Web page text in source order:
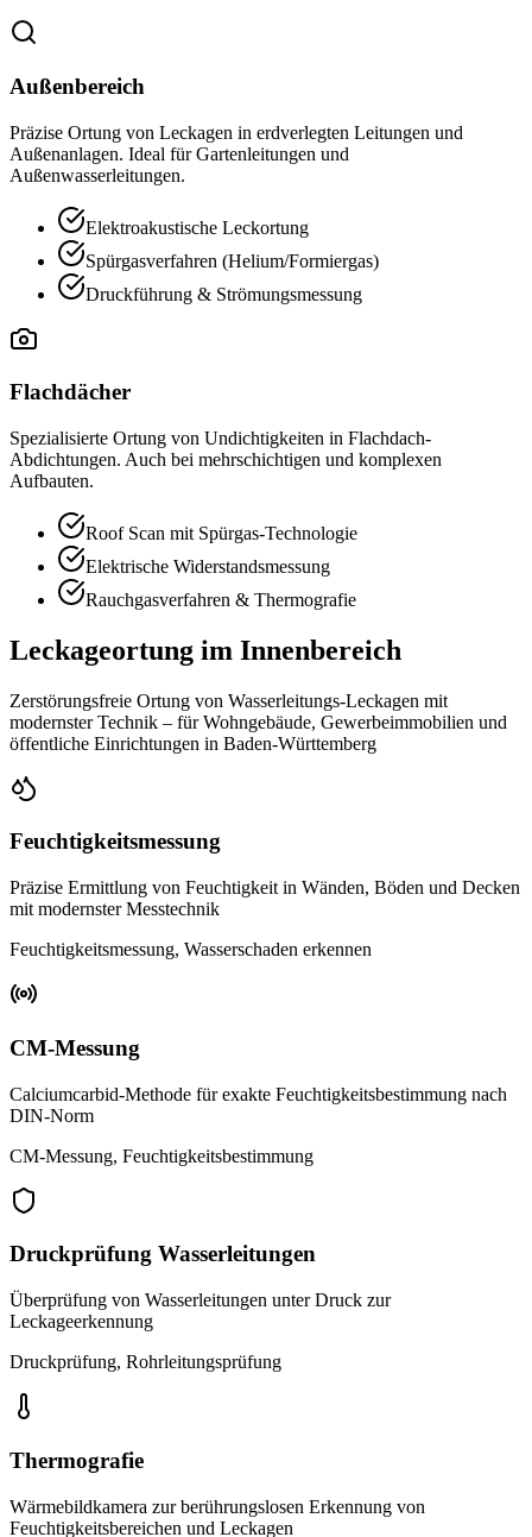
Außenbereich
Präzise Ortung von Leckagen in erdverlegten Leitungen und
Außenanlagen. Ideal für Gartenleitungen und
Außenwasserleitungen.
Elektroakustische Leckortung
Spürgasverfahren (Helium/Formiergas)
Druckführung & Strömungsmessung
Flachdächer
Spezialisierte Ortung von Undichtigkeiten in Flachdach-
Abdichtungen. Auch bei mehrschichtigen und komplexen
Aufbauten.
Roof Scan mit Spürgas-Technologie
Elektrische Widerstandsmessung
Rauchgasverfahren & Thermografie
Leckageortung im Innenbereich
Zerstörungsfreie Ortung von Wasserleitungs-Leckagen mit
modernster Technik – für Wohngebäude, Gewerbeimmobilien und
öffentliche Einrichtungen in Baden-Württemberg
Feuchtigkeitsmessung
Präzise Ermittlung von Feuchtigkeit in Wänden, Böden und Decken
mit modernster Messtechnik
Feuchtigkeitsmessung, Wasserschaden erkennen
CM-Messung
Calciumcarbid-Methode für exakte Feuchtigkeitsbestimmung nach
DIN-Norm
CM-Messung, Feuchtigkeitsbestimmung
Druckprüfung Wasserleitungen
Überprüfung von Wasserleitungen unter Druck zur
Leckageerkennung
Druckprüfung, Rohrleitungsprüfung
Thermografie
Wärmebildkamera zur berührungslosen Erkennung von
Feuchtigkeitsbereichen und Leckagen